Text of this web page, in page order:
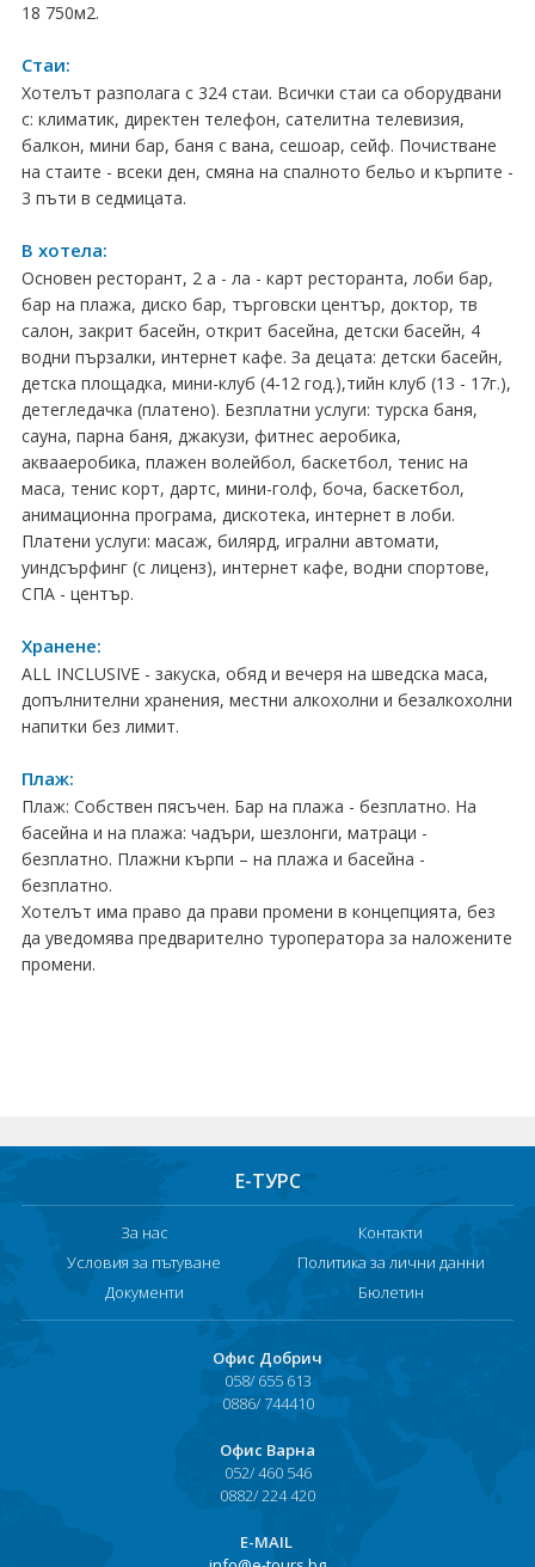
Италия
Австрия
Сърбия - E-Tours
Турция
Унгария
Испания
Франция
Швеция
ПРАЗНИЦИ
Празници в България
Предколедни
Нова година
Великден 2026
Екзотични почивки
КРУИЗИ
САМОЛЕТНИ БИЛЕТИ
ХОТЕЛИ
SUMMER ENGLISH TALENTS ACADEMY
18 750м2.
Стаи:
Хотелът разполага с 324 стаи. Всички стаи са оборудвани
с: климатик, директен телефон, сателитна телевизия,
балкон, мини бар, баня с вана, сешоар, сейф. Почистване
на стаите - всеки ден, смяна на спалното бельо и кърпите -
3 пъти в седмицата.
В хотела:
Основен ресторант, 2 а - ла - карт ресторанта, лоби бар,
бар на плажа, диско бар, търговски център, доктор, тв
салон, закрит басейн, открит басейна, детски басейн, 4
водни пързалки, интернет кафе. За децата: детски басейн,
детска площадка, мини-клуб (4-12 год.),тийн клуб (13 - 17г.),
детегледачка (платено). Безплатни услуги: турска баня,
сауна, парна баня, джакузи, фитнес аеробика,
аквааеробика, плажен волейбол, баскетбол, тенис на
маса, тенис корт, дартс, мини-голф, боча, баскетбол,
анимационна програма, дискотека, интернет в лоби.
Платени услуги: масаж, билярд, игрални автомати,
уиндсърфинг (с лиценз), интернет кафе, водни спортове,
СПА - център.
Хранене:
ALL INCLUSIVE - закуска, обяд и вечеря на шведска маса,
допълнителни хранения, местни алкохолни и безалкохолни
напитки без лимит.
Плаж:
Плаж: Собствен пясъчен. Бар на плажа - безплатно. На
басейна и на плажа: чадъри, шезлонги, матраци -
безплатно. Плажни кърпи – на плажа и басейна -
безплатно.
Хотелът има право да прави промени в концепцията, без
да уведомява предварително туроператора за наложените
промени.
Е-ТУРС
За нас
Контакти
Условия за пътуване
Политика за лични данни
Документи
Бюлетин
Офис Добрич
058/ 655 613
0886/ 744410
Офис Варна
052/ 460 546
0882/ 224 420
Е-MAIL